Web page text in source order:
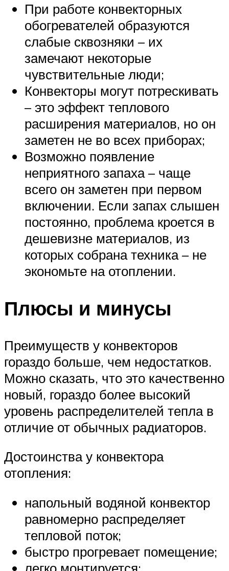
При работе конвекторных
обогревателей образуются
слабые сквозняки – их
замечают некоторые
чувствительные люди;
Конвекторы могут потрескивать
– это эффект теплового
расширения материалов, но он
заметен не во всех приборах;
Возможно появление
неприятного запаха – чаще
всего он заметен при первом
включении. Если запах слышен
постоянно, проблема кроется в
дешевизне материалов, из
которых собрана техника – не
экономьте на отоплении.
Плюсы и минусы
Преимуществ у конвекторов
гораздо больше, чем недостатков.
Можно сказать, что это качественно
новый, гораздо более высокий
уровень распределителей тепла в
отличие от обычных радиаторов.
Достоинства у конвектора
отопления:
напольный водяной конвектор
равномерно распределяет
тепловой поток;
быстро прогревает помещение;